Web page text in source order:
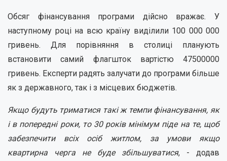
Обсяг фінансування програми дійсно вражає. У
наступному році на всю країну виділили 100 000 000
гривень. Для порівняння в столиці планують
встановити самий флагшток вартістю 47500000
гривень. Експерти радять залучати до програми більше
як з державного, так і з місцевих бюджетів.
Якщо будуть триматися такі ж темпи фінансування, як
і в попередні роки, то 30 років мінімум піде на те, щоб
забезпечити всіх осіб житлом, за умови якщо
квартирна черга не буде збільшуватися, - додав